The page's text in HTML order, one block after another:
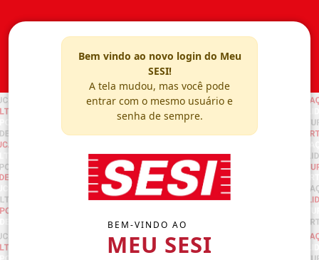
Bem vindo ao novo login do Meu
SESI!
A tela mudou, mas você pode
entrar com o mesmo usuário e
senha de sempre.
BEM-VINDO AO
MEU SESI